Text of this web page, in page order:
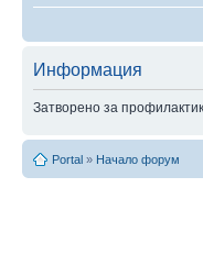
Информация
Затворено за
Portal » Начало форум